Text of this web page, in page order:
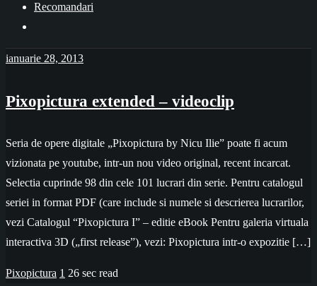
Recomandari
ianuarie 28, 2013
Pixopictura extended – videoclip
Seria de opere digitale „Pixopictura by Nicu Ilie” poate fi acum
vizionata pe youtube, intr-un nou video original, recent incarcat.
Selectia cuprinde 98 din cele 101 lucrari din serie. Pentru catalogul
seriei in format PDF (care include si numele si descrierea lucrarilor,
vezi Catalogul “Pixopictura I” – editie eBook Pentru galeria virtuala
interactiva 3D („first release”), vezi: Pixopictura intr-o expozitie […]
Pixopictura 1 26 sec read